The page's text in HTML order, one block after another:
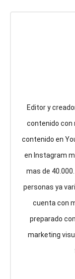
Editor y
contenido con
contenido en
en Instagram
mas de
personas ya
cuenta con
preparado
marketing